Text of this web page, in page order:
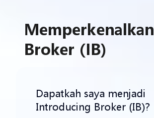
Memperkenalkan
Broker (IB)
Dapatkah saya menjadi
Introducing Broker (IB)?